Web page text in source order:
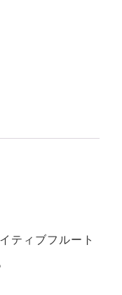
ティブフルート